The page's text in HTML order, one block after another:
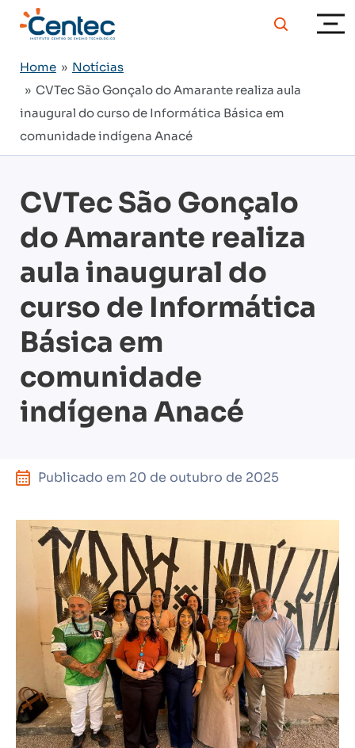
Home » Notícias
» CVTec São Gonçalo do Amarante realiza aula
inaugural do curso de Informática Básica em
comunidade indígena Anacé
CVTec São Gonçalo
do Amarante realiza
aula inaugural do
curso de Informática
Básica em
comunidade
indígena Anacé
Publicado em 20 de outubro de 2025